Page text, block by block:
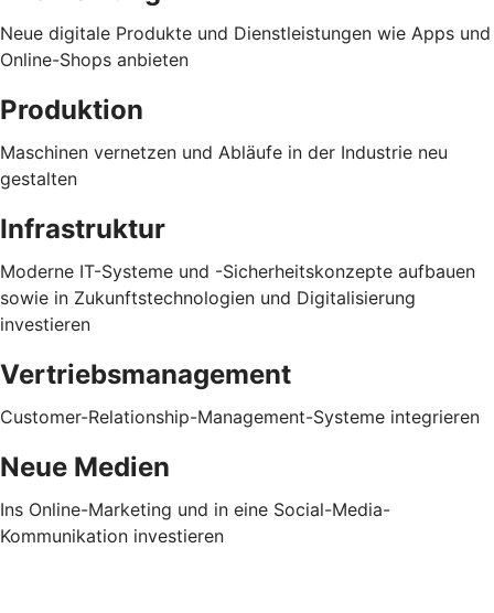
Neue digitale Produkte und Dienstleistungen wie Apps und
Online-Shops anbieten
Produktion
Maschinen vernetzen und Abläufe in der Industrie neu
gestalten
Infrastruktur
Moderne IT-Systeme und -Sicherheitskonzepte aufbauen
sowie in Zukunftstechnologien und Digitalisierung
investieren
Vertriebsmanagement
Customer-Relationship-Management-Systeme integrieren
Neue Medien
Ins Online-Marketing und in eine Social-Media-
Kommunikation investieren